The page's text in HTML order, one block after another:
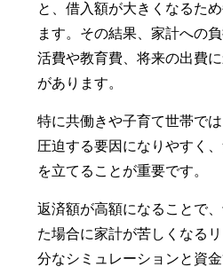
と、借入額が大きくなるた
ます。その結果、家計への
活費や教育費、将来の出費
があります。
特に共働きや子育て世帯で
圧迫する要因になりやすく
を立てることが重要です。
返済額が高額になることで
た場合に家計が苦しくなる
分なシミュレーションと資